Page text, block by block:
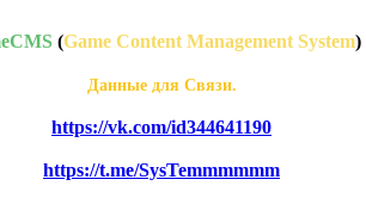
(Game Content Management System)
Данные для Связи.
https://vk.com/id344641190
https://t.me/SysTemmmmmm